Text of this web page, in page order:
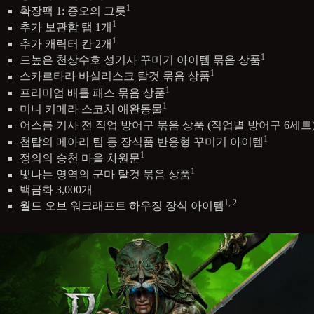
확장팩 1: 증오의 그릇1
추가 보관함 탭 1개 1
추가 캐릭터 칸 2개 1
드높은 천상수호 성기사 꾸미기 아이템 묶음 상품1
스카르타라 바실리스크 탈것 묶음 상품1
프리미엄 배틀 패스 묶음 상품1
미니 키메라 스코치 애완동물1
어스름 기사 전 직업 방어구 묶음 상품 (직업별 방어구 6세트
첨탑의 메아리 팀 등 장식품 반응형 꾸미기 아이템 1
정의의 승천 마을 차원문1
빛나는 영역의 군마 탈것 묶음 상품1
백금화 3,000개
월드 오브 워크래프트 하우징 장식 아이템 1, 2